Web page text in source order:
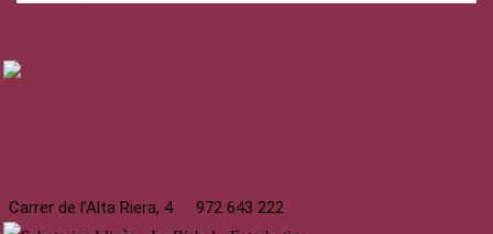
Carrer de l’Alta Riera, 4 972 643 222